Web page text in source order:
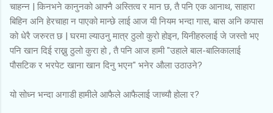
चाहन्न | किनभने कानुनको आफ्नै अस्तित्व र मान छ, तै पनि एक आनाथ, साहारा
बिहिन अनि हेरचाहा न पाएको मान्छे लाई आज यी नियम भन्दा गास, बास अनि कपास
को धेरै जरुरत छ | घरमा ल्याउनु मात्र ठुलो कुरो होइन, यिनीहरुलाई जे जस्तो भए
पनि खान दिई राख्नु ठुलो कुरा हो , तै पनि आज हामी "उहाले बाल-बालिकालाई
पौसटिक र भरपेट खाना खान दिनु भएन" भनेर औला उठाउने?
यो सोध्न भन्दा अगाडी हामीले आफैले आफैलाई जाच्यौ होला र?